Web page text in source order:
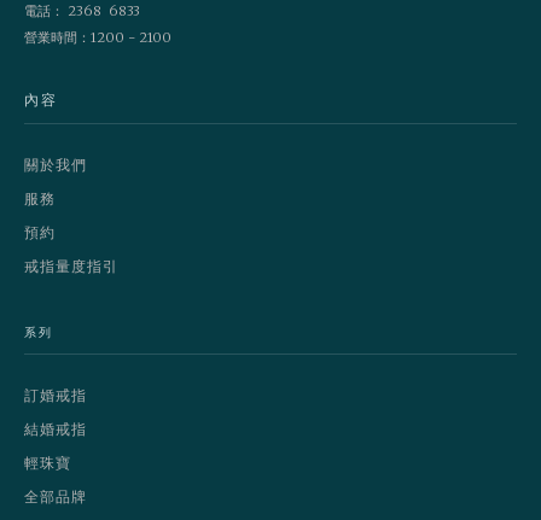
電話： 2368 6833
營業時間：1200 - 2100
內容
關於我們
服務
預約
戒指量度指引
系列
訂婚戒指
結婚戒指
輕珠寶
全部品牌